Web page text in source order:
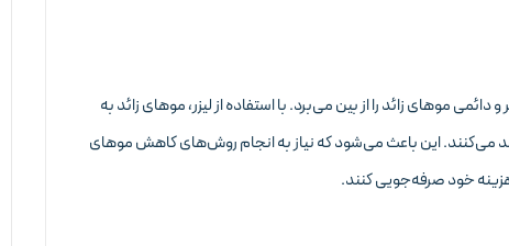
موهای زائد را از بین می‌برد. با استفاده از لیزر، موهای زائد به
می‌کنند. این باعث می‌شود که نیاز به انجام روش‌های کاهش موهای
هزینه خود صرفه‌جویی کنند.